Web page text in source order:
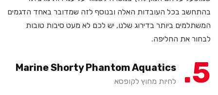
בהתחשב בכל העובדות האלה ובנוסף לזה שמדובר באחד הדגמים
המשתלמים ביותר בדירוג שלנו, יש לכם לא מעט סיבות טובות
לבחור את החליפה.
5
Marine Shorty Phantom Aquatics
לחיות מחוץ לקופסא